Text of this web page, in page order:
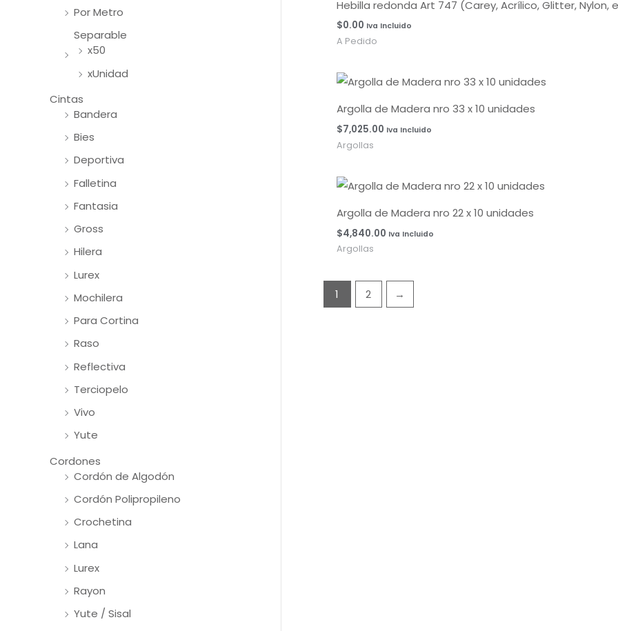
Por Metro
Separable
x50
xUnidad
Cintas
Bandera
Bies
Deportiva
Falletina
Fantasia
Gross
Hilera
Lurex
Mochilera
Para Cortina
Raso
Reflectiva
Terciopelo
Vivo
Yute
Cordones
Cordón de Algodón
Cordón Polipropileno
Crochetina
Lana
Lurex
Rayon
Yute / Sisal
Hebilla redonda Art 747 (Carey, Acrílico, Glitter,
$0.00 Iva Incluido
A Pedido
Argolla de Madera nro 33 x 10 unidades
$7,025.00 Iva Incluido
Argollas
Argolla de Madera nro 22 x 10 unidades
$4,840.00 Iva Incluido
Argollas
1 2 →